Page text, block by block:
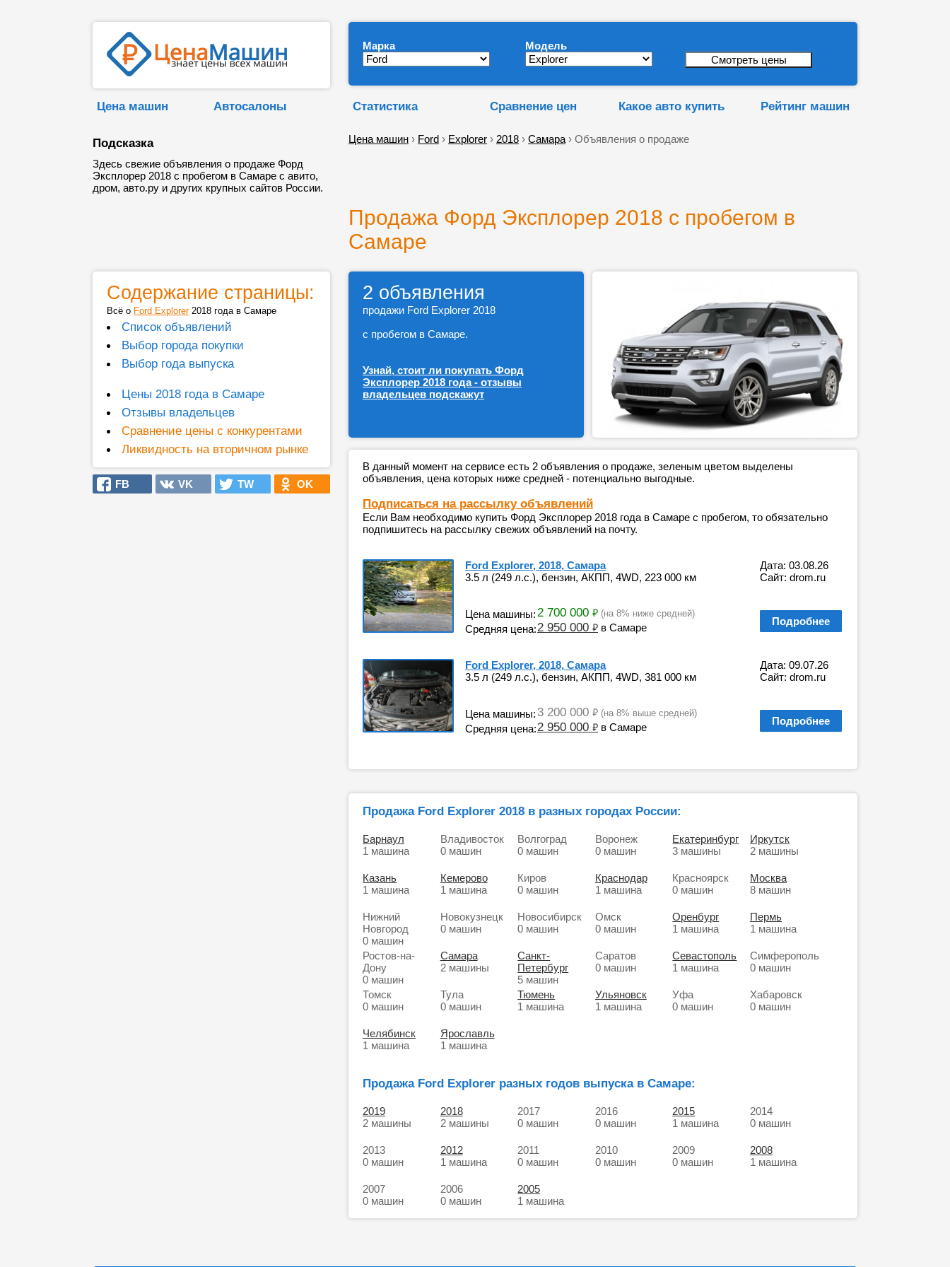
Марка Модель
Цена машин Автосалоны Статистика Сравнение цен Какое авто купить Рейтинг машин
Подсказка
Здесь свежие объявления о продаже Форд
Эксплорер 2018 с пробегом в Самаре с авито,
дром, авто.ру и других крупных сайтов России.
Цена машин › Ford › Explorer › 2018 › Самара › Объявления о продаже
Продажа Форд Эксплорер 2018 с пробегом в
Самаре
Содержание страницы:
Всё о Ford Explorer2018 года в Самаре
Список объявлений
Выбор города покупки
Выбор года выпуска
Цены 2018 года в Самаре
Отзывы владельцев
Сравнение цены с конкурентами
Ликвидность на вторичном рынке
FB VK TW OK
2 объявления
продажи Ford Explorer 2018
с пробегом в Самаре.
Узнай, стоит ли покупать Форд
Эксплорер 2018 года - отзывы
владельцев подскажут
В данный момент на сервисе есть 2 объявления о продаже, зеленым цветом выделены
объявления, цена которых ниже средней - потенциально выгодные.
Подписаться на рассылку объявлений
Если Вам необходимо купить Форд Эксплорер 2018 года в Самаре с пробегом, то обязательно
подпишитесь на рассылку свежих объявлений на почту.
Ford Explorer, 2018, Самара
3.5 л (249 л.с.), бензин, АКПП, 4WD, 223 000 км
Дата: 03.08.26
Сайт: drom.ru
Цена машины:2 700 000 ₽ (на 8% ниже средней)
Средняя цена:2 950 000 ₽ в Самаре
Подробнее
Ford Explorer, 2018, Самара
3.5 л (249 л.с.), бензин, АКПП, 4WD, 381 000 км
Дата: 09.07.26
Сайт: drom.ru
Цена машины: 3 200 000 ₽ (на 8% выше средней)
Средняя цена:2 950 000 ₽ в Самаре
Подробнее
Продажа Ford Explorer 2018 в разных городах России:
Барнаул
1 машина
Владивосток
0 машин
Волгоград
0 машин
Воронеж
0 машин
Екатеринбург
3 машины
Иркутск
2 машины
Казань
1 машина
Кемерово
1 машина
Киров
0 машин
Краснодар
1 машина
Красноярск
0 машин
Москва
8 машин
Нижний
Новгород
0 машин
Новокузнецк
0 машин
Новосибирск
0 машин
Омск
0 машин
Оренбург
1 машина
Пермь
1 машина
Ростов-на-
Дону
0 машин
Самара
2 машины
Санкт-
Петербург
5 машин
Саратов
0 машин
Севастополь
1 машина
Симферополь
0 машин
Томск
0 машин
Тула
0 машин
Тюмень
1 машина
Ульяновск
1 машина
Уфа
0 машин
Хабаровск
0 машин
Челябинск
1 машина
Ярославль
1 машина
Продажа Ford Explorer разных годов выпуска в Самаре:
2019
2 машины
2018
2 машины
2017
0 машин
2016
0 машин
2015
1 машина
2014
0 машин
2013
0 машин
2012
1 машина
2011
0 машин
2010
0 машин
2009
0 машин
2008
1 машина
2007
0 машин
2006
0 машин
2005
1 машина